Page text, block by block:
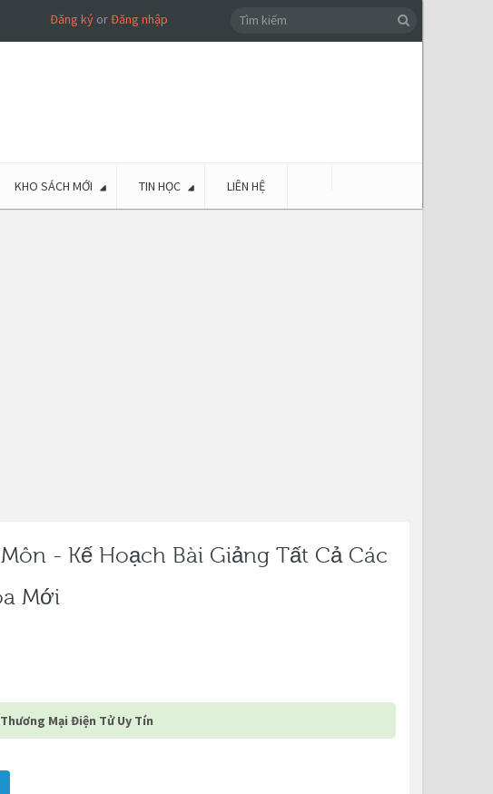
Đăng kýorĐăng nhập
KHO SÁCH MỚI TIN HỌC LIÊN HỆ
- Kế Hoạch Bài Giảng Tất Cả Các
Mới
Mại Điện Tử Uy Tín